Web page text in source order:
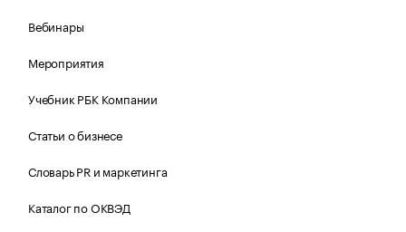
Вебинары
Мероприятия
Учебник РБК Компании
Статьи о бизнесе
Словарь PR и маркетинга
Каталог по ОКВЭД